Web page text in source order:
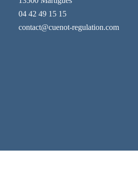
04 42 49 15 15
contact@cuenot-regulation.com